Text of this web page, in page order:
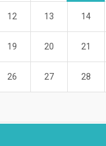
12 13 14
19 20 21
26 27 28